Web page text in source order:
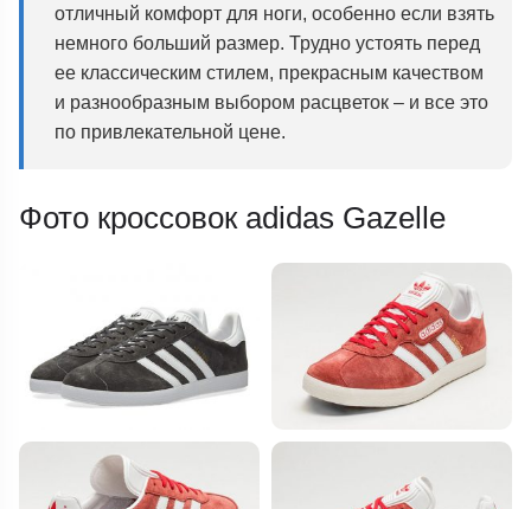
отличный комфорт для ноги, особенно если взять
немного больший размер. Трудно устоять перед
ее классическим стилем, прекрасным качеством
и разнообразным выбором расцветок – и все это
по привлекательной цене.
Фото кроссовок adidas Gazelle